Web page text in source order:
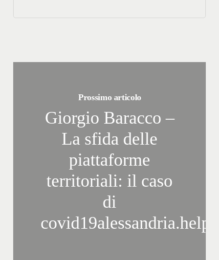
Prossimo articolo
Giorgio Baracco –
La sfida delle
piattaforme
territoriali: il caso
di
covid19alessandria.help